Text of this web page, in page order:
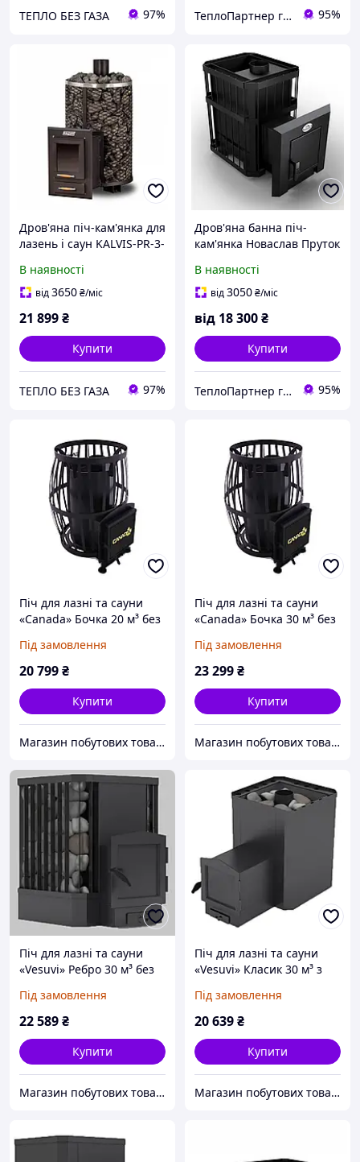
ТЕПЛО БЕЗ ГАЗА 97% ТеплоПартнер група компаній 95%
Дров'яна піч-кам'янка для
лазень і саун KALVIS-PR-3-
В наявності
від3650₴/міс
21 899₴
Купити
ТЕПЛО БЕЗ ГАЗА 97%
Дров'яна банна піч-
кам'янка Новаслав Пруток
В наявності
від3050₴/міс
від 18 300₴
Купити
ТеплоПартнер група компаній 95%
Піч для лазні та сауни
«Canada» Бочка 20 м³ без
Під замовлення
20 799₴
Купити
Магазин побутових товарів
Піч для лазні та сауни
«Canada» Бочка 30 м³ без
Під замовлення
23 299₴
Купити
Магазин побутових товарів
Піч для лазні та сауни
«Vesuvi» Ребро 30 м³ без
Під замовлення
22 589₴
Купити
Магазин побутових товарів
Піч для лазні та сауни
«Vesuvi» Класик 30 м³ з
Під замовлення
20 639₴
Купити
Магазин побутових товарів